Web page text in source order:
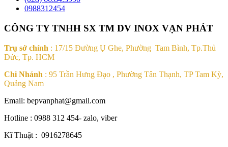
0988312454
CÔNG TY TNHH SX TM DV INOX VẠN PHÁT
Trụ sở chính : 17/15 Đường Ụ Ghe, Phường Tam Bình, Tp.Thủ
Đức, Tp. HCM
Chi Nhánh : 95 Trần Hưng Đạo , Phường Tân Thạnh, TP Tam Kỳ,
Quảng Nam
Email: bepvanphat@gmail.com
Hotline : 0988 312 454- zalo, viber
Kĩ Thuật : 0916278645